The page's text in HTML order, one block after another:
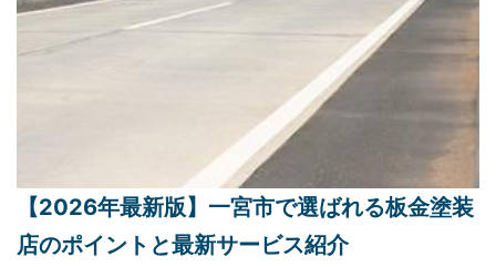
【2026年最新版】一宮市で選ばれる板金塗装
店のポイントと最新サービス紹介